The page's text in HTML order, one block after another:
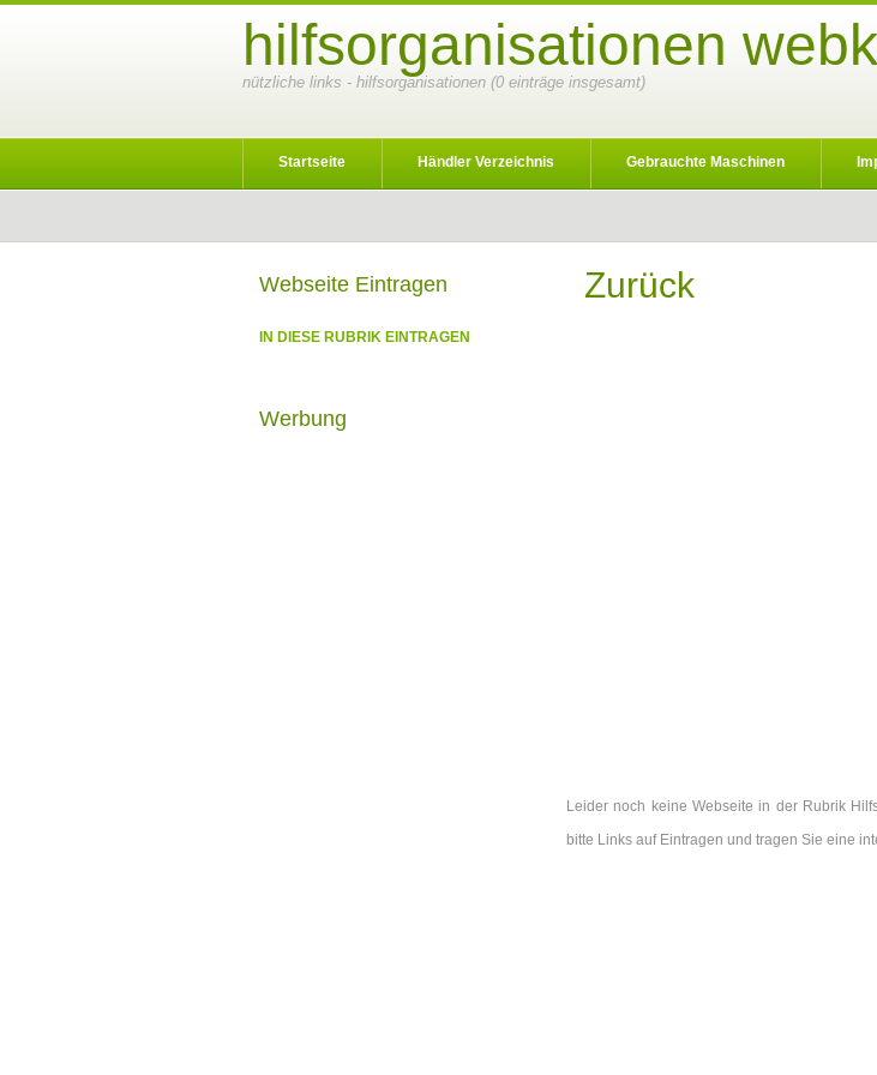
hilfsorganisationen
nützliche links - hilfsorganisationen (0 einträge insgesamt)
Startseite Händler Verzeichnis Gebrauchte Maschinen
Zurück
Leider noch keine Webseite in der Rubrik
bitte Links auf Eintragen und tragen Sie eine
Webseite Eintragen
IN DIESE RUBRIK EINTRAGEN
Werbung